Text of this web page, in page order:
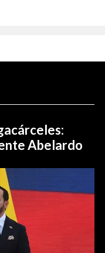
Abelardo